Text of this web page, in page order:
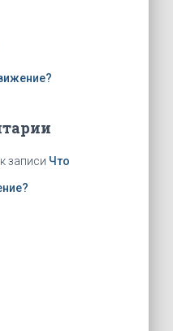
к записи Что